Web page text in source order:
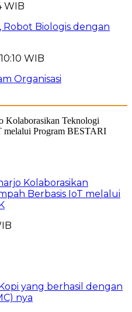
WIB
Biologis dengan
WIB
Organisasi
Kolaborasikan
Berbasis IoT melalui
yang berhasil dengan
nya